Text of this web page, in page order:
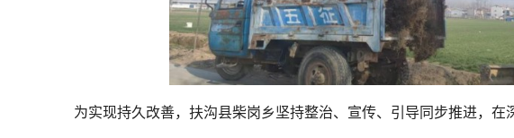
为实现持久改善，扶沟县柴岗乡坚持整治、宣传、引导同步推进，在